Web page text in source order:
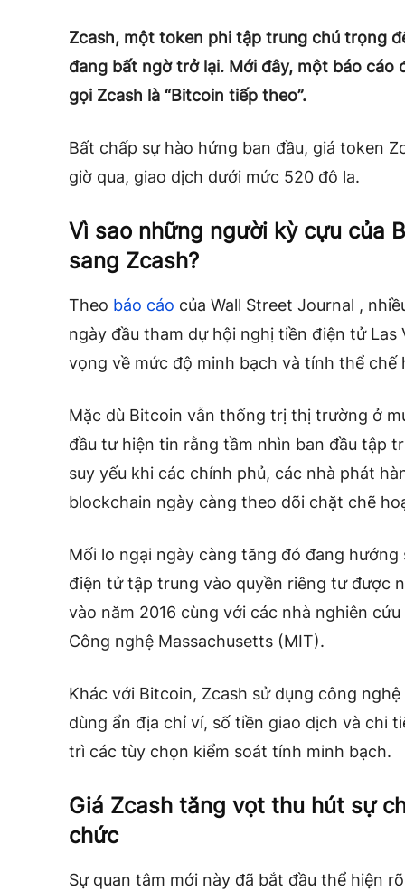
Zcash, một token phi tập trung chú trọng
đang bất ngờ trở lại. Mới đây, một báo cáo
gọi Zcash là “Bitcoin tiếp theo”.
Bất chấp sự hào hứng ban đầu, giá token
giờ qua, giao dịch dưới mức 520 đô la.
Vì sao những người kỳ cựu của
sang Zcash?
Theo báo cáo của Wall Street Journal ,
ngày đầu tham dự hội nghị tiền điện tử
vọng về mức độ minh bạch và tính thể chế
Mặc dù Bitcoin vẫn thống trị thị trường ở
đầu tư hiện tin rằng tầm nhìn ban đầu tập
suy yếu khi các chính phủ, các nhà phát
blockchain ngày càng theo dõi chặt chẽ
Mối lo ngại ngày càng tăng đó đang
điện tử tập trung vào quyền riêng tư được
vào năm 2016 cùng với các nhà nghiên
Công nghệ Massachusetts (MIT).
Khác với Bitcoin, Zcash sử dụng công
dùng ẩn địa chỉ ví, số tiền giao dịch và chi
trì các tùy chọn kiểm soát tính minh bạch.
Giá Zcash tăng vọt thu hút sự
chức
Sự quan tâm mới này đã bắt đầu thể hiện